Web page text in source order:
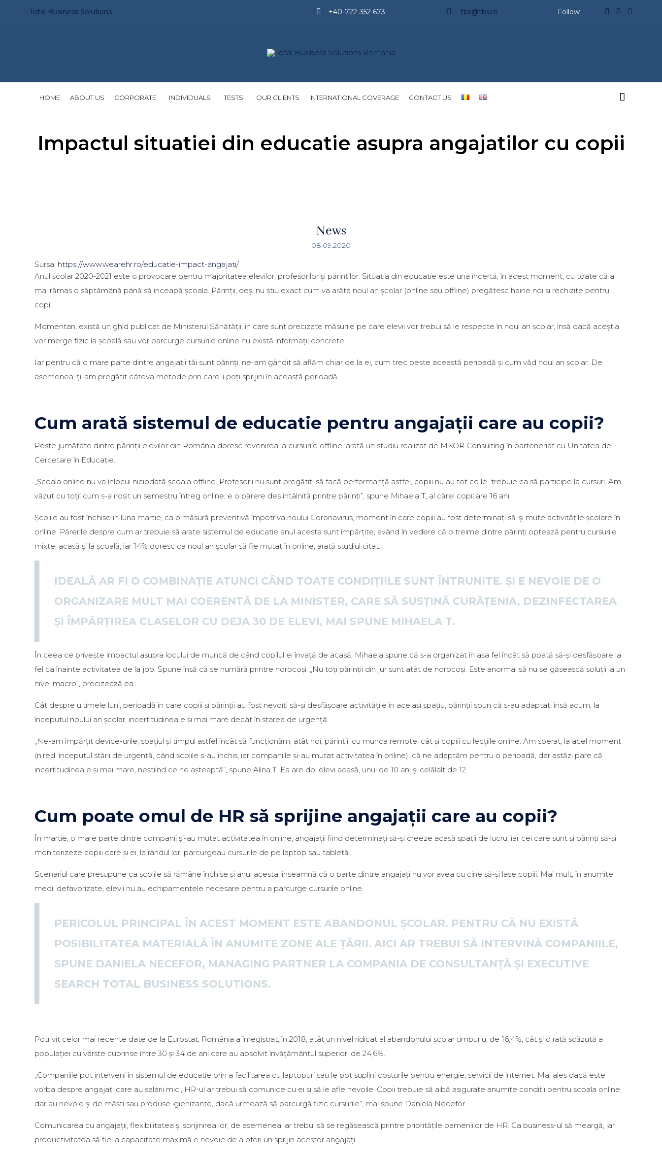
Total Business Solutions +40-722-352 673 tbs@tbs.ro Follow
to
HOME ABOUT US CORPORATE INDIVIDUALS TESTS OUR CLIENTS INTERNATIONAL COVERAGE CONTACT US 
Impactul situatiei din educatie asupra angajatilor cu copii
News
08.09.2020
Sursa: https://www.wearehr.ro/educatie-impact-angajati/
Anul școlar 2020-2021 este o provocare pentru majoritatea elevilor, profesorilor și părinților. Situația din educatie este una incertă, în acest moment, cu toate că a
mai rămas o săptămână până să înceapă școala. Părinții, deși nu știu exact cum va arăta noul an școlar (online sau offline) pregătesc haine noi și rechizite pentru
copii.
Momentan, există un ghid publicat de Ministerul Sănătății, în care sunt precizate măsurile pe care elevii vor trebui să le respecte în noul an școlar, însă dacă aceștia
vor merge fizic la școală sau vor parcurge cursurile online nu există informații concrete.
Iar pentru că o mare parte dintre angajații tăi sunt părinți, ne-am gândit să aflăm chiar de la ei, cum trec peste această perioadă și cum văd noul an școlar. De
asemenea, ți-am pregătit câteva metode prin care-i poți sprijini în această perioadă.
Cum arată sistemul de educatie pentru angajații care au copii?
Peste jumătate dintre părinții elevilor din România doresc revenirea la cursurile offline, arată un studiu realizat de MKOR Consulting în parteneriat cu Unitatea de
Cercetare în Educație.
„Școala online nu va înlocui niciodată școala offline. Profesorii nu sunt pregătiți să facă performanță astfel, copiii nu au tot ce le trebuie ca să participe la cursuri. Am
văzut cu toții cum s-a irosit un semestru întreg online, e o părere des întâlnită printre părinți”, spune Mihaela T, al cărei copil are 16 ani.
Școlile au fost închise în luna martie, ca o măsură preventivă împotriva noului Coronavirus, moment în care copiii au fost determinați să-și mute activitățile școlare în
online. Părerile despre cum ar trebuie să arate sistemul de educatie anul acesta sunt împărțite, având în vedere că o treime dintre părinți optează pentru cursurile
mixte, acasă și la școală, iar 14% doresc ca noul an școlar să fie mutat în online, arată studiul citat.
IDEALĂ AR FI O COMBINAȚIE ATUNCI CÂND TOATE CONDIȚIILE SUNT ÎNTRUNITE. ȘI E NEVOIE DE O
ORGANIZARE MULT MAI COERENTĂ DE LA MINISTER, CARE SĂ SUSȚINĂ CURĂȚENIA, DEZINFECTAREA
ȘI ÎMPĂRȚIREA CLASELOR CU DEJA 30 DE ELEVI, MAI SPUNE MIHAELA T.
În ceea ce privește impactul asupra locului de muncă de când copilul ei învață de acasă, Mihaela spune că s-a organizat în așa fel încât să poată să-și desfășoare la
fel ca înainte activitatea de la job. Spune însă că se numără printre norocoși. „Nu toți părinții din jur sunt atât de norocoși. Este anormal să nu se găsească soluții la un
nivel macro”, precizează ea.
Cât despre ultimele luni, perioadă în care copiii și părinții au fost nevoiți să-și desfășoare activitățile în același spațiu, părinții spun că s-au adaptat, însă acum, la
începutul noului an școlar, incertitudinea e și mai mare decât în starea de urgență.
„Ne-am împărțit device-urile, spațiul și timpul astfel încât să funcționăm, atât noi, părinții, cu munca remote, cât și copiii cu lecțiile online. Am sperat, la acel moment
(n.red. începutul stării de urgență, când școlile s-au închis, iar companiile și-au mutat activitatea în online), că ne adaptăm pentru o perioadă, dar astăzi pare că
incertitudinea e și mai mare, neștiind ce ne așteaptă”, spune Alina T. Ea are doi elevi acasă, unul de 10 ani și celălalt de 12.
Cum poate omul de HR să sprijine angajații care au copii?
În martie, o mare parte dintre companii și-au mutat activitatea în online, angajații fiind determinați să-și creeze acasă spații de lucru, iar cei care sunt și părinți să-și
monitorizeze copiii care și ei, la rândul lor, parcurgeau cursurile de pe laptop sau tabletă.
Scenariul care presupune ca școlile să rămâne închise și anul acesta, înseamnă că o parte dintre angajați nu vor avea cu cine să-și lase copiii. Mai mult, în anumite
medii defavorizate, elevii nu au echipamentele necesare pentru a parcurge cursurile online.
PERICOLUL PRINCIPAL ÎN ACEST MOMENT ESTE ABANDONUL ȘCOLAR. PENTRU CĂ NU EXISTĂ
POSIBILITATEA MATERIALĂ ÎN ANUMITE ZONE ALE ȚĂRII. AICI AR TREBUI SĂ INTERVINĂ COMPANIILE,
SPUNE DANIELA NECEFOR, MANAGING PARTNER LA COMPANIA DE CONSULTANȚĂ ȘI EXECUTIVE
SEARCH TOTAL BUSINESS SOLUTIONS.
Potrivit celor mai recente date de la Eurostat, România a înregistrat, în 2018, atât un nivel ridicat al abandonului școlar timpuriu, de 16,4%, cât și o rată scăzută a
populației cu vârste cuprinse între 30 și 34 de ani care au absolvit învățământul superior, de 24,6%.
„Companiile pot interveni în sistemul de educatie prin a facilitarea cu laptopuri sau le pot suplini costurile pentru energie, servicii de internet. Mai ales dacă este
vorba despre angajați care au salarii mici, HR-ul ar trebui să comunice cu ei și să le afle nevoile. Copii trebuie să aibă asigurate anumite condiții pentru școala online,
dar au nevoie și de măști sau produse igienizante, dacă urmează să parcurgă fizic cursurile”, mai spune Daniela Necefor.
Comunicarea cu angajații, flexibilitatea și sprijinirea lor, de asemenea, ar trebui să se regăsească printre prioritățile oameniilor de HR. Ca business-ul să meargă, iar
productivitatea să fie la capacitate maximă e nevoie de a oferi un sprijin acestor angajați.